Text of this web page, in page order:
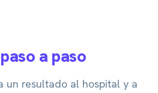
paso a paso
un resultado al hospital y a